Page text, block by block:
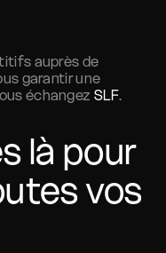
auprès de
garantir une
échangez SLF.
là pour
vos